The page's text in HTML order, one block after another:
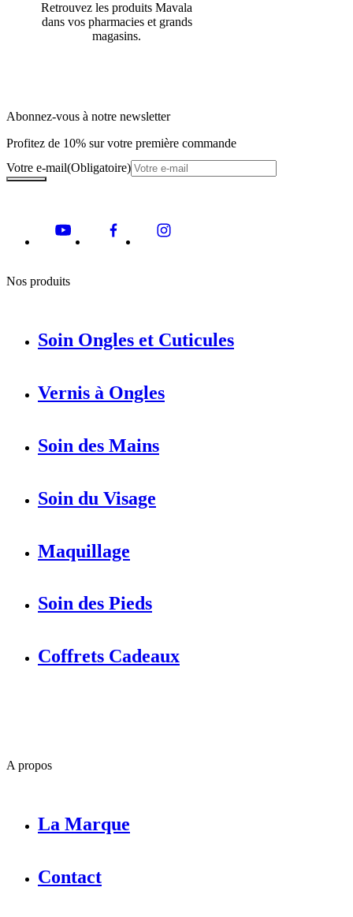
Retrouvez les produits Mavala
dans vos pharmacies et grands
magasins.
Abonnez-vous à notre newsletter
Profitez de 10% sur votre première commande
Votre e-mail(Obligatoire)
Nos produits
Soin Ongles et Cuticules
Vernis à Ongles
Soin des Mains
Soin du Visage
Maquillage
Soin des Pieds
Coffrets Cadeaux
A propos
La Marque
Contact